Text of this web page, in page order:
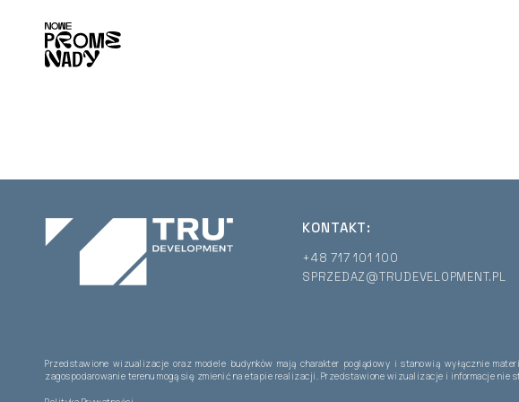
KONTAKT:
+48 717 101 100
SPRZEDAZ@TRUDEVELOPMENT.PL
Przedstawione wizualizacje oraz modele budynków mają charakter poglądowy i stanowią wyłącznie
zagospodarowanie terenu mogą się zmienić na etapie realizacji. Przedstawione wizualizacje i informacje nie